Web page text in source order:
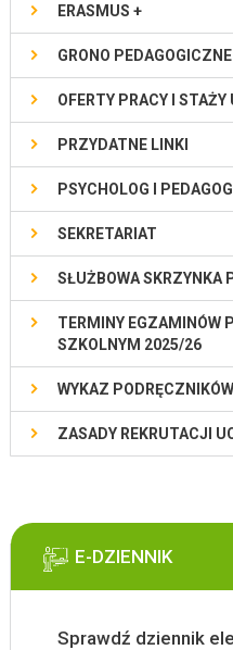
ERASMUS +
GRONO PEDAGOGICZNE
OFERTY PRACY I
PRZYDATNE LINKI
PSYCHOLOG I PEDAGOG
SEKRETARIAT
SŁUŻBOWA SKRZYNKA
TERMINY EGZAMINÓW
SZKOLNYM 2025/26
WYKAZ
ZASADY REKRUTACJI
E-DZIENNIK
Sprawdź dziennik